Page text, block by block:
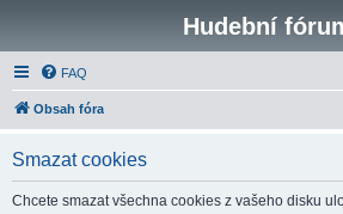
Hudební
FAQ
Obsah fóra
Smazat cookies
Chcete smazat všechna cookies z vašeho disku